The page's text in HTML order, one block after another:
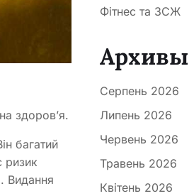
здоров’я.
багатий
ризик
Видання
Фітнес та ЗСЖ
Архивы
Серпень 2026
Липень 2026
Червень 2026
Травень 2026
Квітень 2026